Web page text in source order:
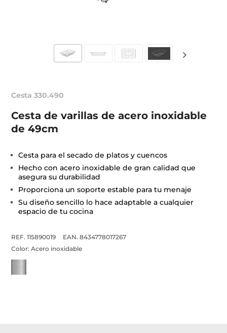
Cesta 330.490
Cesta de varillas de acero inoxidable
de 49cm
Cesta para el secado de platos y cuencos
Hecho con acero inoxidable de gran calidad que
asegura su durabilidad
Proporciona un soporte estable para tu menaje
Su diseño sencillo lo hace adaptable a cualquier
espacio de tu cocina
REF. 115890019
EAN. 8434778017267
Color:Acero inoxidable